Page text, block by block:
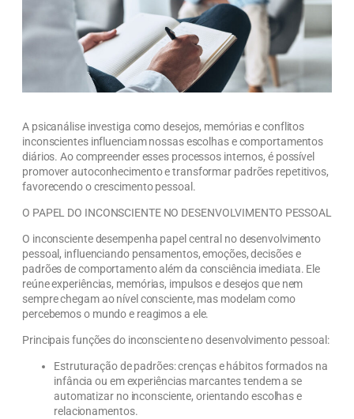
A psicanálise investiga como desejos, memórias e conflitos
inconscientes influenciam nossas escolhas e comportamentos
diários. Ao compreender esses processos internos, é possível
promover autoconhecimento e transformar padrões repetitivos,
favorecendo o crescimento pessoal.
O PAPEL DO INCONSCIENTE NO DESENVOLVIMENTO PESSOAL
O inconsciente desempenha papel central no desenvolvimento
pessoal, influenciando pensamentos, emoções, decisões e
padrões de comportamento além da consciência imediata. Ele
reúne experiências, memórias, impulsos e desejos que nem
sempre chegam ao nível consciente, mas modelam como
percebemos o mundo e reagimos a ele.
Principais funções do inconsciente no desenvolvimento pessoal:
Estruturação de padrões: crenças e hábitos formados na
infância ou em experiências marcantes tendem a se
automatizar no inconsciente, orientando escolhas e
relacionamentos.